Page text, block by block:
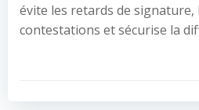
évite les retards de signature,
contestations et sécurise la